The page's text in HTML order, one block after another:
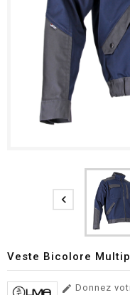

Veste Bicolore
 Donnez